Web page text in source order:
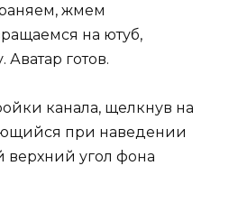
жмем
на ютуб,
готов.
канала, щелкнув на
при наведении
угол фона